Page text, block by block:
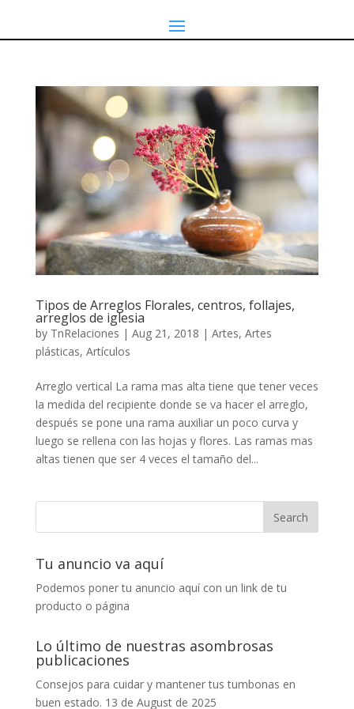
Tipos de Arreglos Florales, centros, follajes,
arreglos de iglesia
by TnRelaciones | Aug 21, 2018 | Artes, Artes
plásticas, Artículos
Arreglo vertical La rama mas alta tiene que tener veces
la medida del recipiente donde se va hacer el arreglo,
después se pone una rama auxiliar un poco curva y
luego se rellena con las hojas y flores. Las ramas mas
altas tienen que ser 4 veces el tamaño del...
Tu anuncio va aquí
Podemos poner tu anuncio aquí con un link de tu
producto o página
Lo último de nuestras asombrosas
publicaciones
Consejos para cuidar y mantener tus tumbonas en
buen estado. 13 de August de 2025